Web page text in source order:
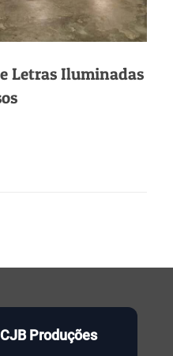
Letras Iluminadas
Produções